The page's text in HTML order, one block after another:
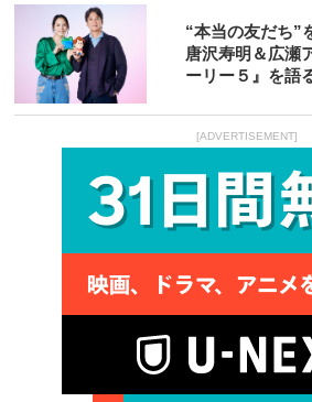
“本当の友だち
唐沢寿明＆広瀬
ーリー５』を語
[ADVERTISEMENT]